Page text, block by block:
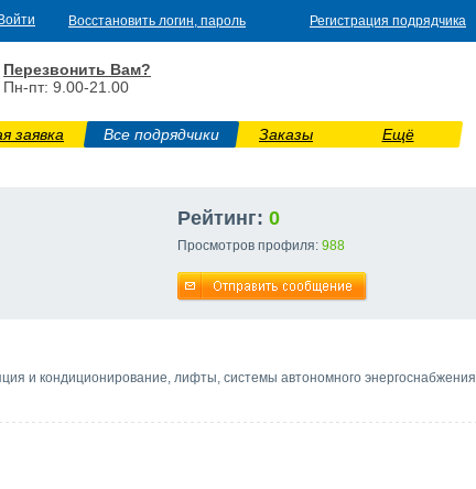
Восстановить логин, пароль Регистрация подрядчика
Перезвонить Вам?
Пн-пт: 9.00-21.00
заявка Все подрядчики Заказы Ещё
Рейтинг: 0
Просмотров профиля: 988
и кондиционирование, лифты, системы автономного энергоснабжения